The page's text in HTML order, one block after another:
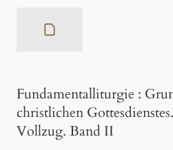
Fundamentalliturgie :
christlichen
Vollzug. Band II